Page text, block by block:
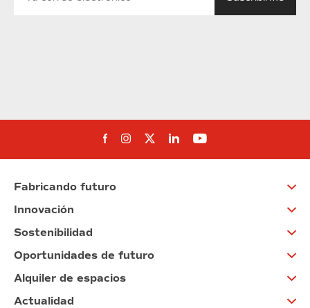
Síguenos en Facebook
Síguenos en Instagram
Síguenos en Twitter
Síguenos en Linkedin
Síguenos en
Fabricando futuro
Innovación
Sostenibilidad
Oportunidades de futuro
Alquiler de espacios
Actualidad